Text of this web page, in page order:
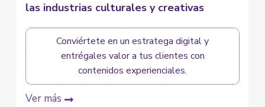
las industrias culturales y creativas
Conviértete en un estratega digital y
entrégales valor a tus clientes con
contenidos experienciales.
Ver más